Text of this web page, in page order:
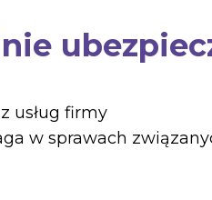
usług firmy
w sprawach